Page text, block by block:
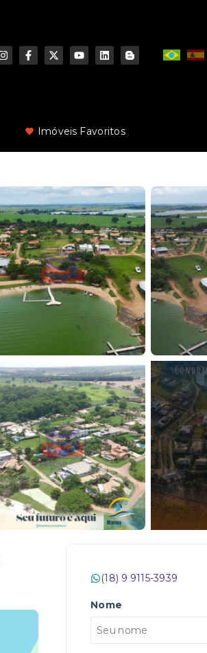
Imóveis Favoritos
(18) 9 9115-3939
Nome